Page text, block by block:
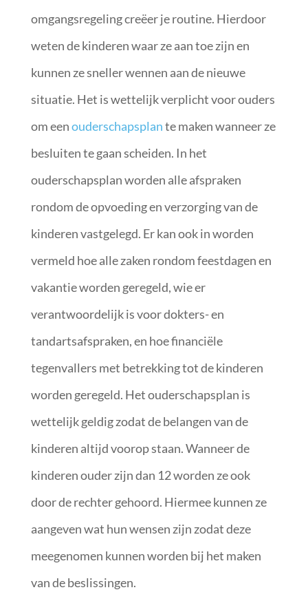
omgangsregeling creëer je routine. Hierdoor
weten de kinderen waar ze aan toe zijn en
kunnen ze sneller wennen aan de nieuwe
situatie. Het is wettelijk verplicht voor ouders
om eenouderschapsplante maken wanneer ze
besluiten te gaan scheiden. In het
ouderschapsplan worden alle afspraken
rondom de opvoeding en verzorging van de
kinderen vastgelegd. Er kan ook in worden
vermeld hoe alle zaken rondom feestdagen en
vakantie worden geregeld, wie er
verantwoordelijk is voor dokters- en
tandartsafspraken, en hoe financiële
tegenvallers met betrekking tot de kinderen
worden geregeld. Het ouderschapsplan is
wettelijk geldig zodat de belangen van de
kinderen altijd voorop staan. Wanneer de
kinderen ouder zijn dan 12 worden ze ook
door de rechter gehoord. Hiermee kunnen ze
aangeven wat hun wensen zijn zodat deze
meegenomen kunnen worden bij het maken
van de beslissingen.